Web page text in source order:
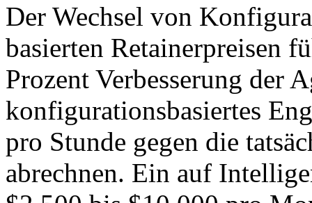
Der Wechsel von
basierten Retainerpreisen
Prozent Verbesserung der
konfigurationsbasiertes
pro Stunde gegen die
abrechnen. Ein auf